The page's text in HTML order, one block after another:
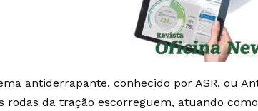
antiderrapante, conhecido por ASR, ou
rodas da tração escorreguem, atuando